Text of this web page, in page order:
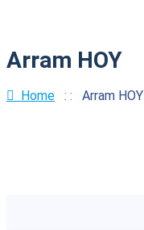
Arram HOY
Home : : Arram HOY